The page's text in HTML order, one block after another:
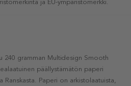
ja EU-ympäristömerkki.
240 gramman Multidesign Smooth
päällystämätön paperi
Ranskasta. Paperi on arkistolaatuista,